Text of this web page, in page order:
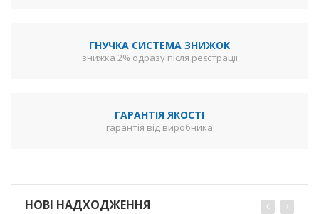
ГНУЧКА СИСТЕМА ЗНИЖОК
знижка 2% одразу після реєстрації
ГАРАНТІЯ ЯКОСТІ
гарантія від виробника
НОВІ НАДХОДЖЕННЯ